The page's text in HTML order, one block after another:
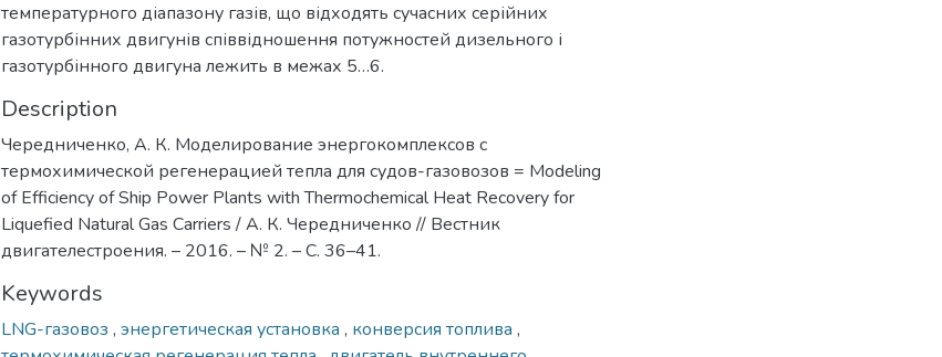
температурного діапазону газів, що відходять сучасних серійних
газотурбінних двигунів співвідношення потужностей дизельного і
газотурбінного двигуна лежить в межах 5…6.
Description
Чередниченко, А. К. Моделирование энергокомплексов с
термохимической регенерацией тепла для судов-газовозов = Modeling
of Efficiency of Ship Power Plants with Thermochemical Heat Recovery for
Liquefied Natural Gas Carriers / А. К. Чередниченко // Вестник
двигателестроения. – 2016. – № 2. – С. 36–41.
Keywords
LNG-газовоз , энергетическая установка , конверсия топлива ,